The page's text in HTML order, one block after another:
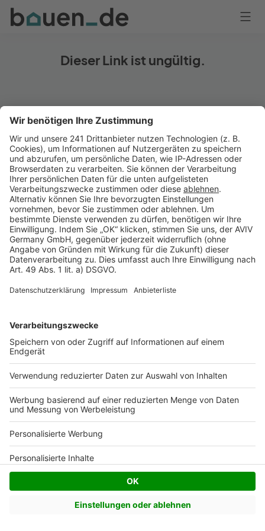
Bauen
Logo
Dieser Link ist ungültig.